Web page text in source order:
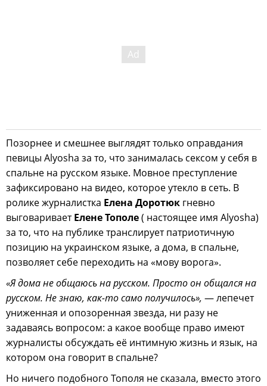
Позорнее и смешнее выглядят только оправдания
певицы Alyosha за то, что занималась сексом у себя в
спальне на русском языке. Мовное преступление
зафиксировано на видео, которое утекло в сеть. В
ролике журналистка Елена Доротюк гневно
выговариваетЕлене Тополе( настоящее имя Alyosha)
за то, что на публике транслирует патриотичную
позицию на украинском языке, а дома, в спальне,
позволяет себе переходить на «мову ворога».
«Я дома не общаюсь на русском. Просто он общался на
русском. Не знаю, как-то само получилось», — лепечет
униженная и опозоренная звезда, ни разу не
задаваясь вопросом: а какое вообще право имеют
журналисты обсуждать её интимную жизнь и язык, на
котором она говорит в спальне?
Но ничего подобного Тополя не сказала, вместо этого